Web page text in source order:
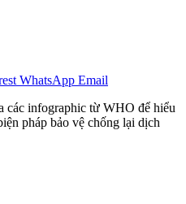
WhatsApp Email
các infographic từ WHO để hiểu
pháp bảo vệ chống lại dịch